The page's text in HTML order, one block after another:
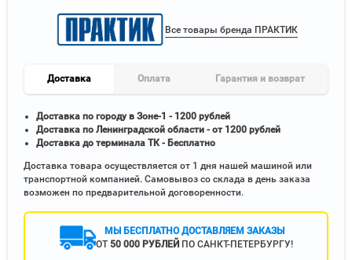
Все товары бренда ПРАКТИК
Доставка Оплата Гарантия и возврат
Доставка по городу в Зоне-1 - 1200 рублей
Доставка по Ленинградской области - от 1200 рублей
Доставка до терминала ТК - Бесплатно
Доставка товара осуществляется от 1 дня нашей машиной или
транспортной компанией. Самовывоз со склада в день заказа
возможен по предварительной договоренности.
МЫ БЕСПЛАТНО ДОСТАВЛЯЕМ ЗАКАЗЫ
ОТ 50 000 РУБЛЕЙ ПО САНКТ-ПЕТЕРБУРГУ!